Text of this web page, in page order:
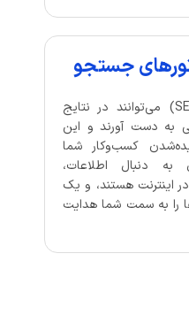
جستجو
وب‌سایت‌های بهینه‌شده (SEO) می‌توانند در نتایج
به دست آورند و این
کسب‌وکار شما
به دنبال اطلاعات،
هستند، و یک
را به سمت شما هدایت